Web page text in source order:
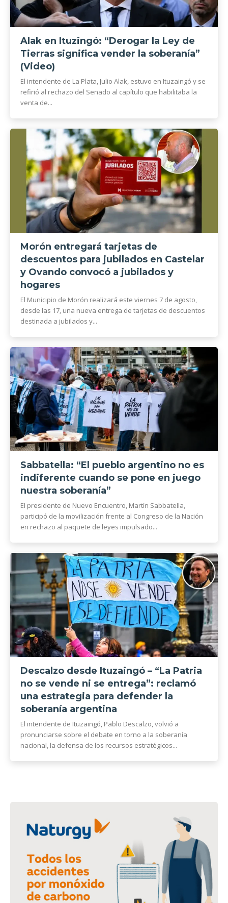
Alak en Ituzingó: “Derogar la Ley de
Tierras significa vender la soberanía”
(Video)
El intendente de La Plata, Julio Alak, estuvo en Ituzaingó y se
refirió al rechazo del Senado al capítulo que habilitaba la
venta de...
Morón entregará tarjetas de
descuentos para jubilados en Castelar
y Ovando convocó a jubilados y
hogares
El Municipio de Morón realizará este viernes 7 de agosto,
desde las 17, una nueva entrega de tarjetas de descuentos
destinada a jubilados y...
Sabbatella: “El pueblo argentino no es
indiferente cuando se pone en juego
nuestra soberanía”
El presidente de Nuevo Encuentro, Martín Sabbatella,
participó de la movilización frente al Congreso de la Nación
en rechazo al paquete de leyes impulsado...
Descalzo desde Ituzaingó – “La Patria
no se vende ni se entrega”: reclamó
una estrategia para defender la
soberanía argentina
El intendente de Ituzaingó, Pablo Descalzo, volvió a
pronunciarse sobre el debate en torno a la soberanía
nacional, la defensa de los recursos estratégicos...